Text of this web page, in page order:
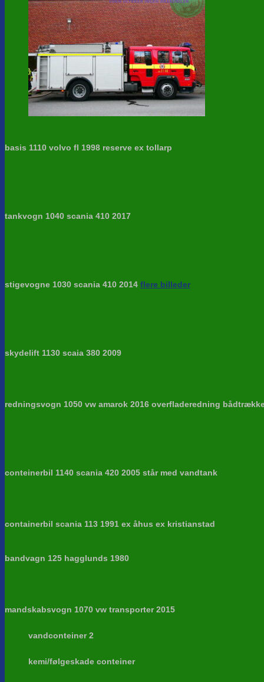
basis 1110 volvo fl 1998 reserve ex tollarp
tankvogn 1040 scania 410 2017
stigevogne 1030 scania 410 2014 flere billeder
skydelift 1130 scaia 380 2009
redningsvogn 1050 vw amarok 2016 overfladeredning
conteinerbil 1140 scania 420 2005 står med vandtank
containerbil scania 113 1991 ex åhus ex kristianstad
bandvagn 125 hagglunds 1980
mandskabsvogn 1070 vw transporter 2015
vandconteiner 2
kemi/følgeskade conteiner